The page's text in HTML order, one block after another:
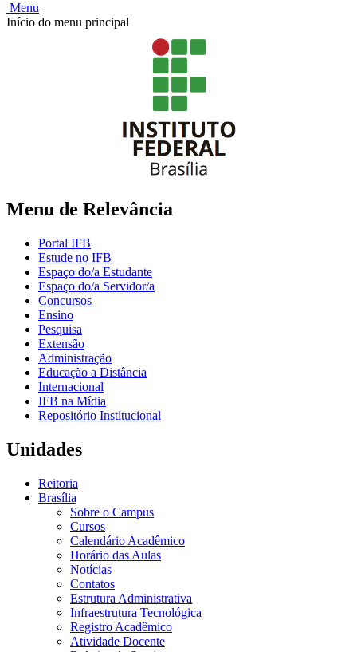
Menu
Início do menu principal
Menu de Relevância
Portal IFB
Estude no IFB
Espaço do/a Estudante
Espaço do/a Servidor/a
Concursos
Ensino
Pesquisa
Extensão
Administração
Educação a Distância
Internacional
IFB na Mídia
Repositório Institucional
Unidades
Reitoria
Brasília
Sobre o Campus
Cursos
Calendário Acadêmico
Horário das Aulas
Notícias
Contatos
Estrutura Administrativa
Infraestrutura Tecnológica
Registro Acadêmico
Atividade Docente